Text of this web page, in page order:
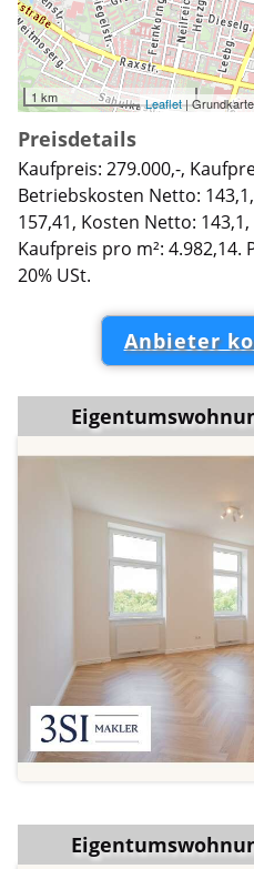
1 km Leaflet|
Preisdetails
Kaufpreis: 279.000,-,
Betriebskosten Netto:
157,41, Kosten Netto:
Kaufpreis pro m²: 4.982,14.
20% USt.
Anbieter